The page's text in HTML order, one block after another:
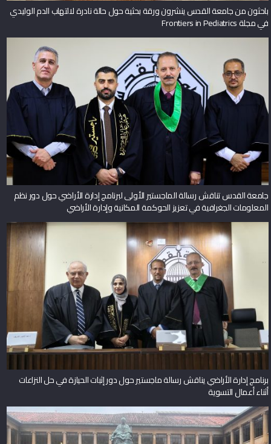
باحثون من جامعة القدس ينشرون ورقة بحثية حول حالة نادرة لالتهاب الدم الوليدي
في مجلة Frontiers in Pediatrics
جامعة القدس تناقش رسالة الماجستير الأولى لبرنامج إدارة الأراضي حول دور نظم
المعلومات الجغرافية في تعزيز الحوكمة المكانية وإدارة الأراضي
برنامج إدارة الأراضي يناقش رسالة ماجستير حول دور إثبات الحيازة في حل النزاعات
أثناء أعمال التسوية